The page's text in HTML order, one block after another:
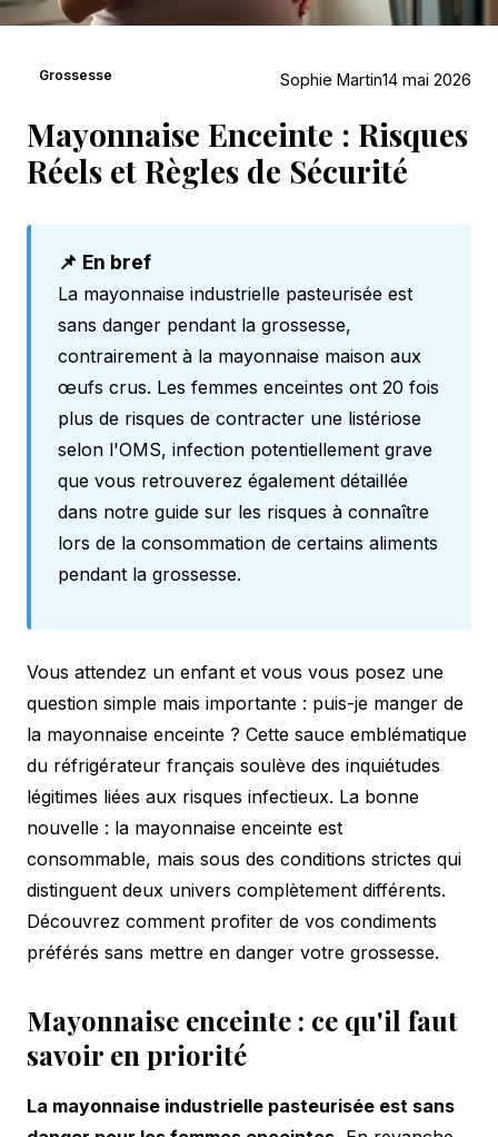
Grossesse Sophie Martin14 mai 2026
Mayonnaise Enceinte : Risques
Réels et Règles de Sécurité
📌 En bref
La mayonnaise industrielle pasteurisée est
sans danger pendant la grossesse,
contrairement à la mayonnaise maison aux
œufs crus. Les femmes enceintes ont 20 fois
plus de risques de contracter une listériose
selon l'OMS, infection potentiellement grave
que vous retrouverez également détaillée
dans notre guide sur les risques à connaître
lors de la consommation de certains aliments
pendant la grossesse.
Vous attendez un enfant et vous vous posez une
question simple mais importante : puis-je manger de
la mayonnaise enceinte ? Cette sauce emblématique
du réfrigérateur français soulève des inquiétudes
légitimes liées aux risques infectieux. La bonne
nouvelle : la mayonnaise enceinte est
consommable, mais sous des conditions strictes qui
distinguent deux univers complètement différents.
Découvrez comment profiter de vos condiments
préférés sans mettre en danger votre grossesse.
Mayonnaise enceinte : ce qu'il faut
savoir en priorité
La mayonnaise industrielle pasteurisée est sans